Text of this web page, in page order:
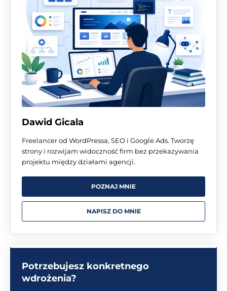
Dawid Gicala
Freelancer od WordPressa, SEO i Google Ads. Tworzę
strony i rozwijam widoczność firm bez przekazywania
projektu między działami agencji.
POZNAJ MNIE
NAPISZ DO MNIE
Potrzebujesz konkretnego
wdrożenia?